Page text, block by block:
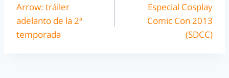
Arrow: tráiler
adelanto de la 2ª
temporada
Especial Cosplay
Comic Con 2013
(SDCC)